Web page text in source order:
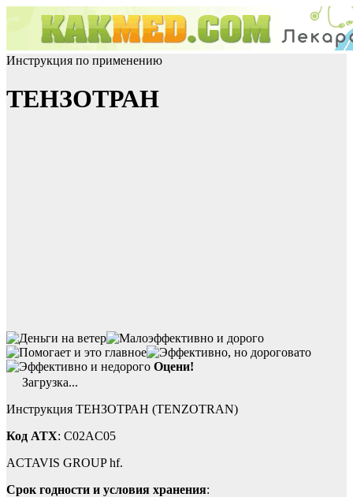
Инструкция по применению
ТЕНЗОТРАН
Оцени!
Загрузка...
Инструкция ТЕНЗОТРАН (TENZOTRAN)
Код ATX: C02AC05
ACTAVIS GROUP hf.
Срок годности и условия хранения: